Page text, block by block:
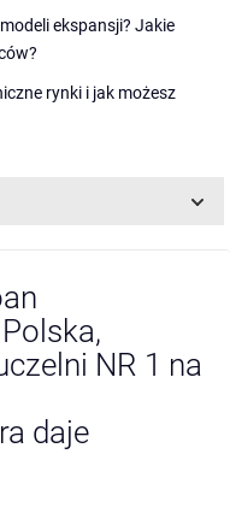
ekspansji? Jakie
rynki i jak możesz
NR 1 na
daje